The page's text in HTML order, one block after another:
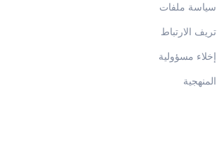
سياسة ملفات
تريف الارتباط
إخلاء مسؤولية
المنهجية